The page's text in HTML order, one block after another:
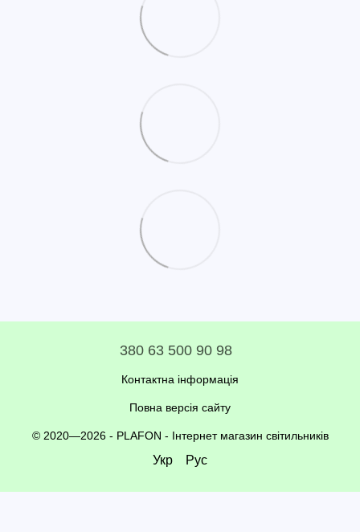
380 63 500 90 98
Контактна інформація
Повна версія сайту
© 2020—2026 - PLAFON - Інтернет магазин світильників
Укр Рус